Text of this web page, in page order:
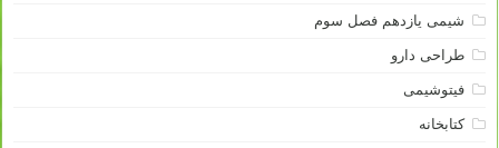
شیمی یازدهم فصل سوم
طراحی دارو
فیتوشیمی
کتابخانه